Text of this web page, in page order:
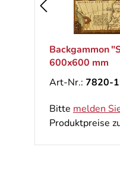
Backgammon
600x600 mm
Art-Nr.: 7820-
Bitte melden
Produktpreise